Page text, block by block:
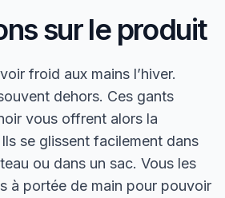
sur le produit
froid aux mains l’hiver.
dehors. Ces gants
vous offrent alors la
se glissent facilement dans
ou dans un sac. Vous les
à portée de main pour pouvoir